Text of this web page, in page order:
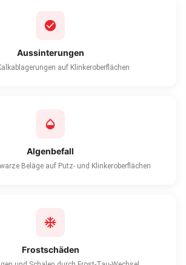
Aussinterungen
auf Klinkeroberflächen
Algenbefall
Beläge auf Putz- und Klinkeroberflächen
Frostschäden